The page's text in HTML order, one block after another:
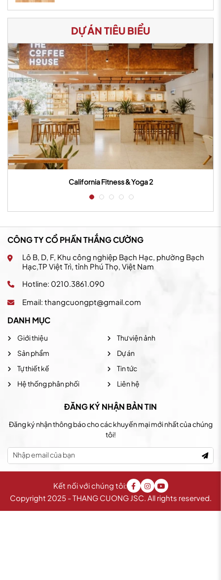
DỰ ÁN TIÊU BIỂU
California Fitness & Yoga 2
CÔNG TY CỔ PHẦN THẮNG CƯỜNG
Lô B, D, F, Khu công nghiệp Bạch Hạc, phường Bạch
Hạc,TP Việt Trì, tỉnh Phú Thọ, Việt Nam
Hotline: 0210.3861.090
Email: thangcuongpt@gmail.com
DANH MỤC
Giới thiệu
Sản phẩm
Tự thiết kế
Hệ thống phân phối
Thư viện ảnh
Dự án
Tin tức
Liên hệ
ĐĂNG KÝ NHẬN BẢN TIN
Đăng ký nhận thông báo cho các khuyến mại mới nhất của chúng
tôi!
Copyright 2025 - THANG CUONG JSC. All rights reserved.
Kết nối với chúng tôi: